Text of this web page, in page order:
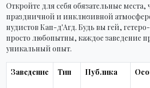
Откройте для себя обязательные места,
праздничной и инклюзивной
нудистов Кап-д'Агд. Будь вы гей,
просто любопытны, каждое заведение
уникальный опыт.
Заведение Тип Публика